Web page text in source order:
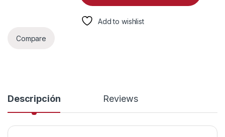
Add to wishlist
Compare
Descripción Reviews